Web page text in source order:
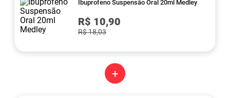
Ibuprofeno Suspensão Oral 20ml Medley
R$ 10,90
R$ 18,03
+